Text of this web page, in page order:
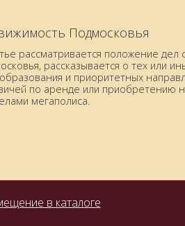
Подмосковья
рассматривается положение дел
рассказывается о тех или
и приоритетных
по аренде или приобретению
мегаполиса.
в каталоге